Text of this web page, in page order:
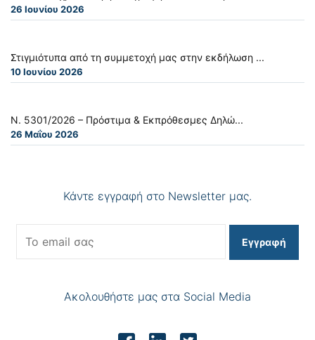
26 Ιουνίου 2026
Στιγμιότυπα από τη συμμετοχή μας στην εκδήλωση ...
10 Ιουνίου 2026
Ν. 5301/2026 – Πρόστιμα & Εκπρόθεσμες Δηλώ...
26 Μαΐου 2026
Κάντε εγγραφή στο Newsletter μας.
Εγγραφή
Ακολουθήστε μας στα Social Media